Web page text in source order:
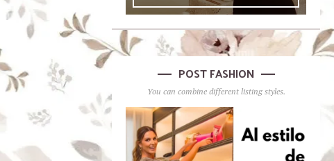
POST FASHION
You can combine different listing styles.